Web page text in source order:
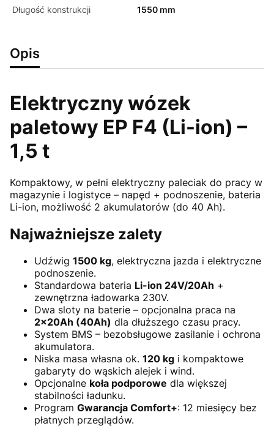
Długość konstrukcji 1550 mm
Opis
Elektryczny wózek
paletowy EP F4 (Li-ion) –
1,5 t
Kompaktowy, w pełni elektryczny paleciak do pracy w
magazynie i logistyce – napęd + podnoszenie, bateria
Li-ion, możliwość 2 akumulatorów (do 40 Ah).
Najważniejsze zalety
Udźwig 1500 kg, elektryczna jazda i elektryczne
podnoszenie.
Standardowa bateria Li-ion 24V/20Ah +
zewnętrzna ładowarka 230V.
Dwa sloty na baterie – opcjonalna praca na
2×20Ah (40Ah) dla dłuższego czasu pracy.
System BMS – bezobsługowe zasilanie i ochrona
akumulatora.
Niska masa własna ok. 120 kg i kompaktowe
gabaryty do wąskich alejek i wind.
Opcjonalne koła podporowe dla większej
stabilności ładunku.
Program Gwarancja Comfort+: 12 miesięcy bez
płatnych przeglądów.